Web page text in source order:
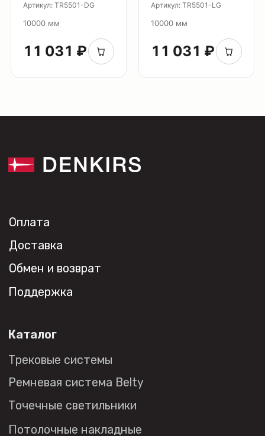
Артикул: TR5501-DG
10000 мм
11 031 ₽
Артикул: TR5501-LG
10000 мм
11 031 ₽
купить?
© 2026 DENKIRS
Все права защищены
Сотрудничество
обработки персональных данных
Публичная оферта